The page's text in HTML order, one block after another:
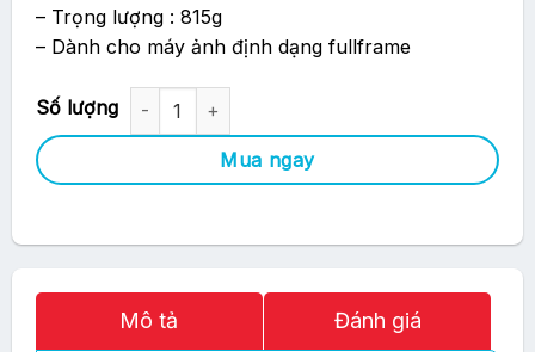
– Trọng lượng : 815g
– Dành cho máy ảnh định dạng fullframe
Ống Kính Sigma 50mm F1.4 DG HSM Art for Canon số lượng
Mua ngay
Mô tả Đánh giá